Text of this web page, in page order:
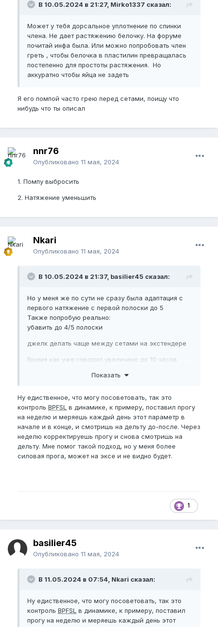
В 10.05.2024 в 21:27, Mirko1337 сказал:
Может у тебя дорсальное уплотнение по спинки
члена. Не дает растяжению белочку. На форуме
почитай инфа была. Или можно попробовать член
греть , чтобы белочка в пластилин превращалась
постепенно для простоты растяжения. Но
аккуратно чтобы яйца не задеть
Я его помпой часто грею перед сетами, поищу что
нибудь что ты описал
nnr76
Опубликовано 11 мая, 2024
1. Помпу выбросить
2. Натяжение уменьшить
Nkari
Опубликовано 11 мая, 2024
В 10.05.2024 в 21:37, basilier45 сказал:
Но у меня же по сути не сразу была адаптация с
первого натяжение с первой полоски до 5
Также попробую реально:
убавить до 4/5 полоски
джелк делать чаще между сетами на экстендере
Время как уже говорил увеличено до 10 часов
питание улучшу и что бы не чувствовать никогда
мышечной массов
Показать
Ну едиственное, что могу посоветовать, так это
контроль BPFSL в динамике, к примеру, поставил прогу
на неделю и меряешь каждый день этот параметр в
начале и в конце, и смотришь на дельту до-после. Через
неделю корректируешь прогу и снова смотришь на
дельту. Мне помог такой подход, но у меня более
силовая прога, может на эксе и не видно будет.
1
basilier45
Опубликовано 11 мая, 2024
В 11.05.2024 в 07:54, Nkari сказал:
Ну едиственное, что могу посоветовать, так это
контроль BPFSL в динамике, к примеру, поставил
прогу на неделю и меряешь каждый день этот